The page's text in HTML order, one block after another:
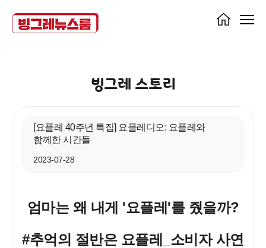
빙그레 스토리
[요플레 40주년 특집] 요플레디오: 요플레와
함께한 시간들
2023-07-28
엄마는 왜 내게 '요플레'를 줬을까?
#추억의 절반은 요플레_소비자 사연